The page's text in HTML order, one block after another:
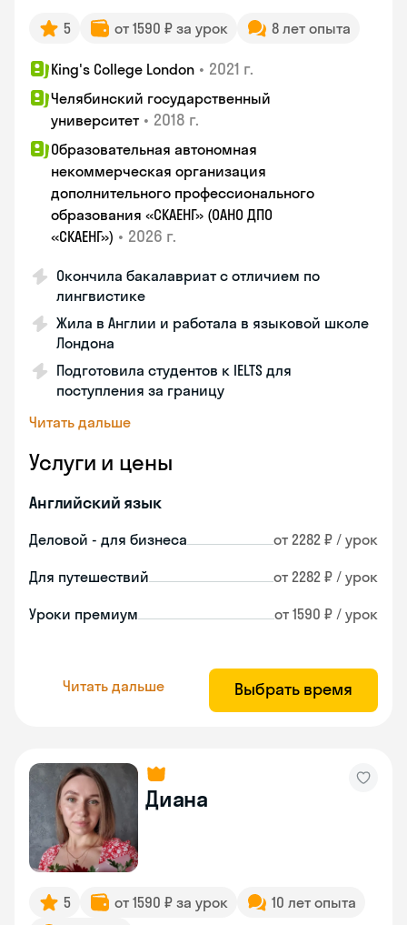
5 от 1590 ₽ за урок 8 лет опыта
King's College London • 2021 г.
Челябинский государственный
университет • 2018 г.
Образовательная автономная
некоммерческая организация
дополнительного профессионального
образования «СКАЕНГ» (ОАНО ДПО
«СКАЕНГ») • 2026 г.
Окончила бакалавриат с отличием по
лингвистике
Жила в Англии и работала в языковой школе
Лондона
Подготовила студентов к IELTS для
поступления за границу
Читать дальше
Услуги и цены
Английский язык
Деловой - для бизнеса от 2282 ₽ / урок
Для путешествий от 2282 ₽ / урок
Уроки премиум от 1590 ₽ / урок
Читать дальше Выбрать время
Диана
5 от 1590 ₽ за урок
10 лет опыта